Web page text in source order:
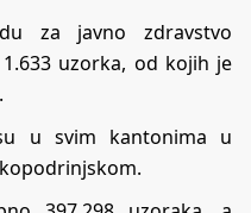
za javno zdravstvo
uzorka, od kojih je
u svim kantonima u